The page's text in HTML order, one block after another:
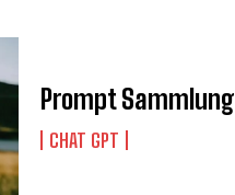
Prompt Sammlung
CHAT GPT